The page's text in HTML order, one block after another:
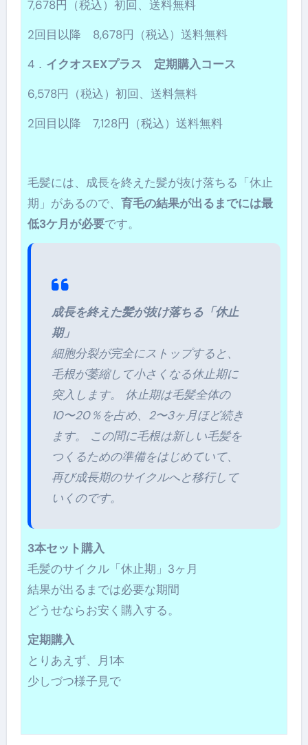
7,678円（税込）初回、送料無料
2回目以降 8,678円（税込）送料無料
4． イクオスEXプラス 定期購入コース
6,578円（税込）初回、送料無料
2回目以降 7,128円（税込）送料無料
毛髪には、成長を終えた髪が抜け落ちる「休止
期」があるので、 育毛の結果が出るまでには最
低3ケ月が必要です。
成長を終えた髪が抜け落ちる「休止
期」
細胞分裂が完全にストップすると、
毛根が萎縮して小さくなる休止期に
突入します。 休止期は毛髪全体の
10〜20％を占め、2〜3ヶ月ほど続き
ます。 この間に毛根は新しい毛髪を
つくるための準備をはじめていて、
再び成長期のサイクルへと移行して
いくのです。
3本セット購入
毛髪のサイクル「休止期」3ヶ月
結果が出るまでは必要な期間
どうせならお安く購入する。
定期購入
とりあえず、月1本
少しづつ様子見で